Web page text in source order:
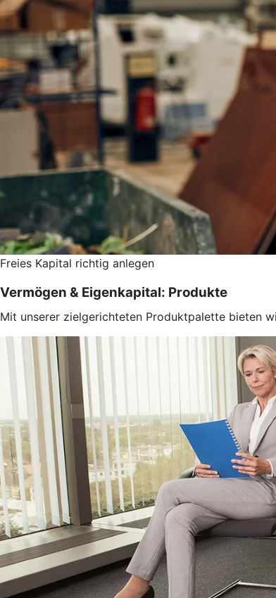
Freies Kapital richtig anlegen
Vermögen & Eigenkapital: Produkte
Mit unserer zielgerichteten Produktpalette bieten